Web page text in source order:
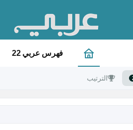
فهرس عربي 22
الترتيب